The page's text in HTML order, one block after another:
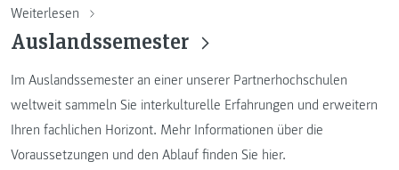
Weiterlesen
Auslandssemester
Im Auslandssemester an einer unserer Partnerhochschulen
weltweit sammeln Sie interkulturelle Erfahrungen und erweitern
Ihren fachlichen Horizont. Mehr Informationen über die
Voraussetzungen und den Ablauf finden Sie hier.